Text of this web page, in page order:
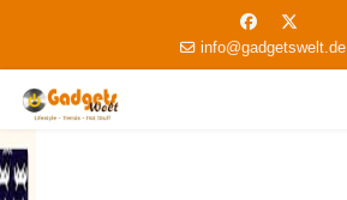
info@gadgetswelt.de